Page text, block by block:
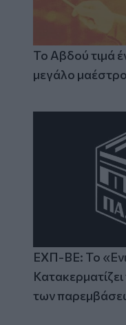
Το Αβδού τιμά
μεγάλο
ΕΧΠ-ΒΕ: Το
των